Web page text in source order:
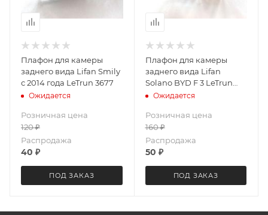
Плафон для камеры
заднего вида Lifan Smily
с 2014 года LeTrun 3677
Ожидается
Розничная цена
120₽
Распродажа
40 ₽
ПОД ЗАКАЗ
Плафон для камеры
заднего вида Lifan
Solano BYD F 3 LeTrun
3679
Ожидается
Розничная цена
160₽
Распродажа
50 ₽
ПОД ЗАКАЗ